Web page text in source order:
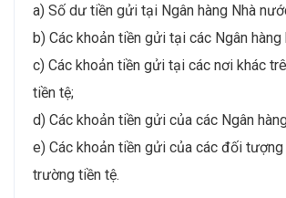
a) Số dư tiền gửi tại Ngân hàng Nhà
b) Các khoản tiền gửi tại các Ngân hàng
c) Các khoản tiền gửi tại các nơi khác
tiền tệ;
d) Các khoản tiền gửi của các Ngân
e) Các khoản tiền gửi của các đối
trường tiền tệ.